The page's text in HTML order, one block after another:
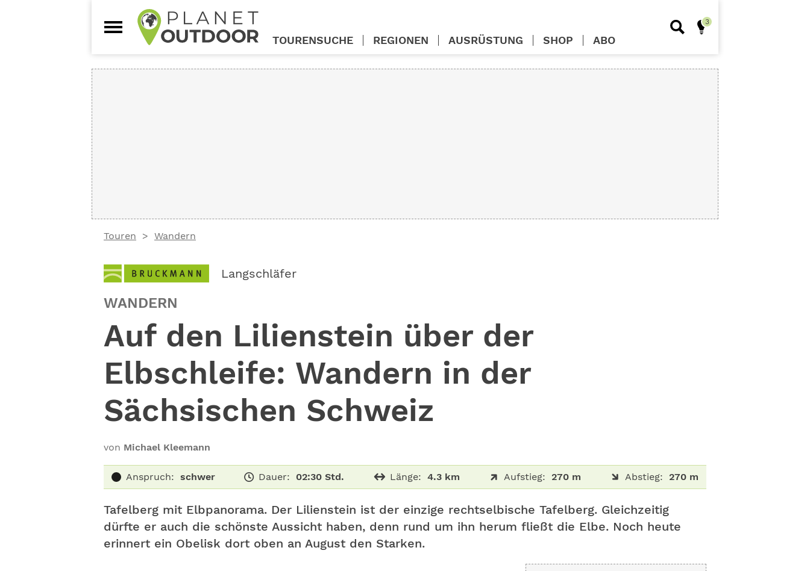
Touren Wandern
Langschläfer
WANDERN
Auf den Lilienstein über der
Elbschleife: Wandern in der
Sächsischen Schweiz
von Michael Kleemann
Anspruch: schwer Dauer: 02:30 Std. Länge: 4.3 km Aufstieg: 270 m Abstieg: 270 m
Tafelberg mit Elbpanorama. Der Lilienstein ist der einzige rechtselbische Tafelberg. Gleichzeitig
dürfte er auch die schönste Aussicht haben, denn rund um ihn herum fließt die Elbe. Noch heute
erinnert ein Obelisk dort oben an August den Starken.
TOURENSUCHE REGIONEN AUSRÜSTUNG SHOP ABO